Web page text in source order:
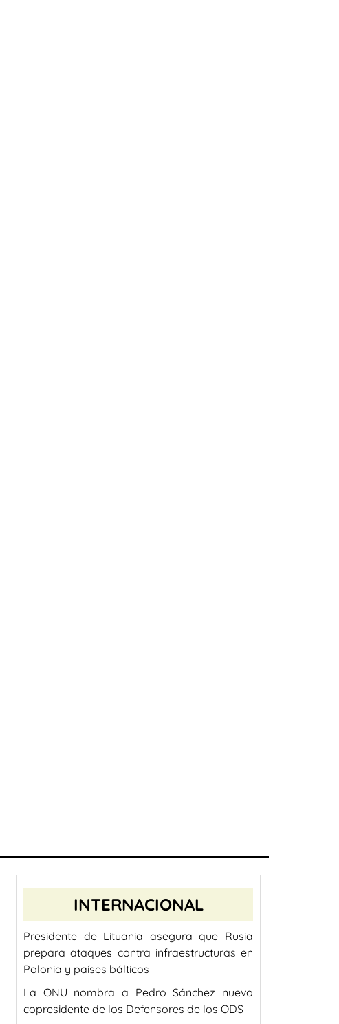
INTERNACIONAL
Presidente de Lituania asegura que Rusia
prepara ataques contra infraestructuras en
Polonia y países bálticos
La ONU nombra a Pedro Sánchez nuevo
copresidente de los Defensores de los ODS